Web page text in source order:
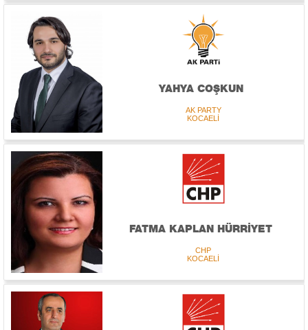
YAHYA COŞKUN
AK PARTY
KOCAELİ
FATMA KAPLAN HÜRRİYET
CHP
KOCAELİ